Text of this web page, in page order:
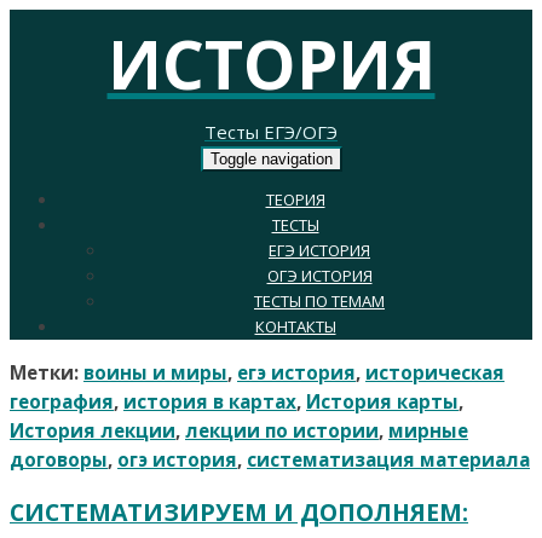
ИСТОРИЯ
Тесты ЕГЭ/ОГЭ
Toggle navigation
ТЕОРИЯ
ТЕСТЫ
ЕГЭ ИСТОРИЯ
ОГЭ ИСТОРИЯ
ТЕСТЫ ПО ТЕМАМ
КОНТАКТЫ
Метки: воины и миры, егэ история, историческая
география, история в картах, История карты,
История лекции, лекции по истории, мирные
договоры, огэ история, систематизация материала
СИСТЕМАТИЗИРУЕМ И ДОПОЛНЯЕМ: